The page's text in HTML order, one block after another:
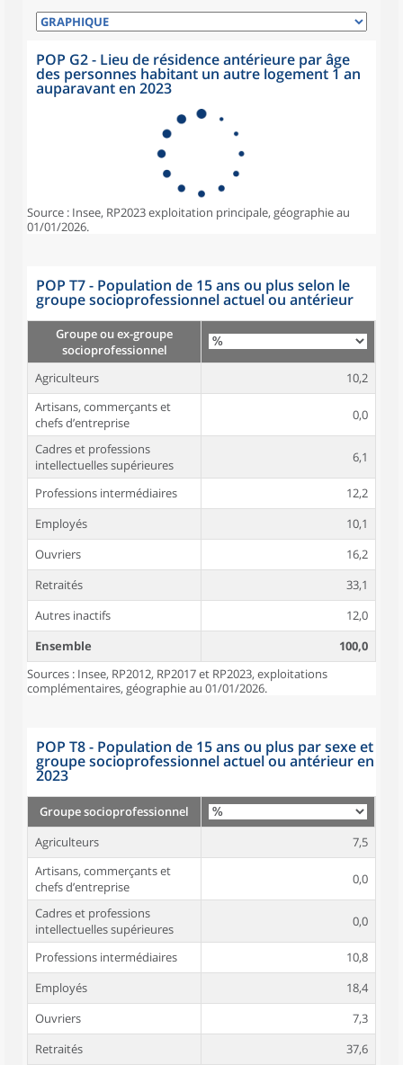
POP G2 - Lieu de résidence antérieure par âge
des personnes habitant un autre logement 1 an
auparavant en 2023
Source : Insee, RP2023 exploitation principale, géographie au
01/01/2026.
POP T7 - Population de 15 ans ou plus selon le
groupe socioprofessionnel actuel ou antérieur
Groupe ou ex-groupe
socioprofessionnel
Agriculteurs
10,2
Artisans, commerçants et
chefs d’entreprise
0,0
Cadres et professions
intellectuelles supérieures
6,1
Professions intermédiaires
12,2
Employés
10,1
Ouvriers
16,2
Retraités
33,1
Autres inactifs
12,0
Ensemble
100,0
Sources : Insee, RP2012, RP2017 et RP2023, exploitations
complémentaires, géographie au 01/01/2026.
POP T8 - Population de 15 ans ou plus par sexe et
groupe socioprofessionnel actuel ou antérieur en
2023
Groupe socioprofessionnel
Agriculteurs
7,5
Artisans, commerçants et
chefs d’entreprise
0,0
Cadres et professions
intellectuelles supérieures
0,0
Professions intermédiaires
10,8
Employés
18,4
Ouvriers
7,3
Retraités
37,6